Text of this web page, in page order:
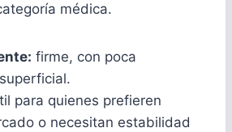
médica.
firme, con poca
para quienes prefieren
o necesitan estabilidad